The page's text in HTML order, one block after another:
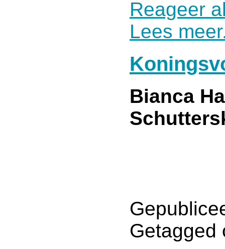
Reageer
Lees
Bianca
Getagged